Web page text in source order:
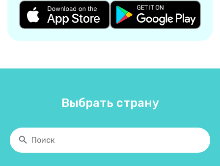
Выбрать страну